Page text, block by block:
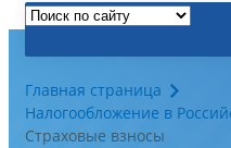
Главная страница
Налогообложение в
Страховые взносы